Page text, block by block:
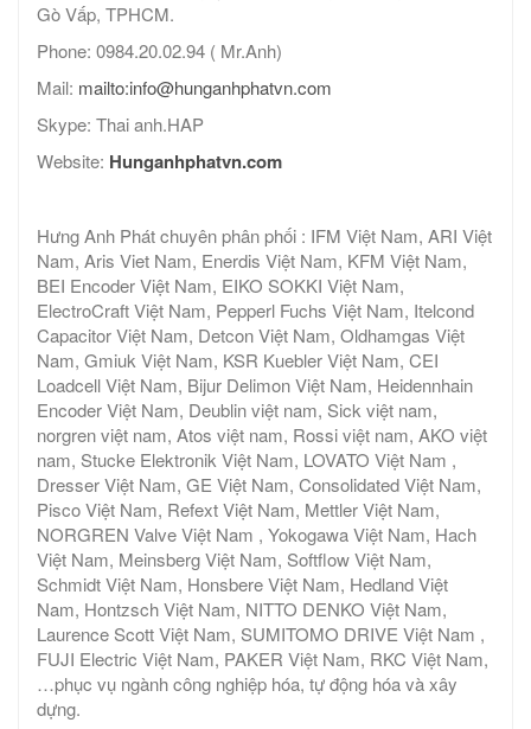
Gò Vấp, TPHCM.
Phone: 0984.20.02.94 ( Mr.Anh)
Mail: mailto:info@hunganhphatvn.com
Skype: Thai anh.HAP
Website: Hunganhphatvn.com
Hưng Anh Phát chuyên phân phối : IFM Việt Nam, ARI Việt
Nam, Aris Viet Nam, Enerdis Việt Nam, KFM Việt Nam,
BEI Encoder Việt Nam, EIKO SOKKI Việt Nam,
ElectroCraft Việt Nam, Pepperl Fuchs Việt Nam, Itelcond
Capacitor Việt Nam, Detcon Việt Nam, Oldhamgas Việt
Nam, Gmiuk Việt Nam, KSR Kuebler Việt Nam, CEI
Loadcell Việt Nam, Bijur Delimon Việt Nam, Heidennhain
Encoder Việt Nam, Deublin việt nam, Sick việt nam,
norgren việt nam, Atos việt nam, Rossi việt nam, AKO việt
nam, Stucke Elektronik Việt Nam, LOVATO Việt Nam ,
Dresser Việt Nam, GE Việt Nam, Consolidated Việt Nam,
Pisco Việt Nam, Refext Việt Nam, Mettler Việt Nam,
NORGREN Valve Việt Nam , Yokogawa Việt Nam, Hach
Việt Nam, Meinsberg Việt Nam, Softflow Việt Nam,
Schmidt Việt Nam, Honsbere Việt Nam, Hedland Việt
Nam, Hontzsch Việt Nam, NITTO DENKO Việt Nam,
Laurence Scott Việt Nam, SUMITOMO DRIVE Việt Nam ,
FUJI Electric Việt Nam, PAKER Việt Nam, RKC Việt Nam,
…phục vụ ngành công nghiệp hóa, tự động hóa và xây
dựng.